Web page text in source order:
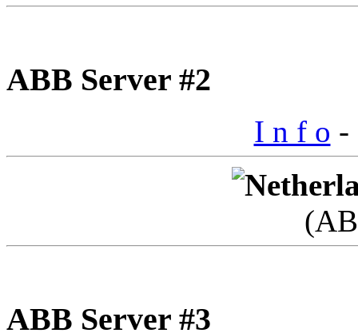
ABB Server #2
I n f o -
ABB Server #3